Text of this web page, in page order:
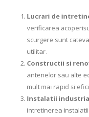
Lucrari de
verificarea
scurgere sunt
utilitar.
Constructii si
antenelor sau alte
mult mai rapid si
Instalatii
intretinerea